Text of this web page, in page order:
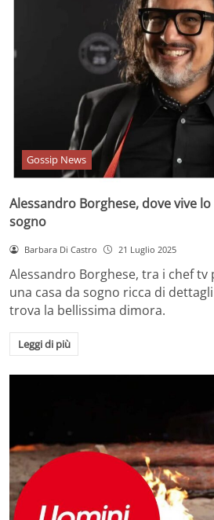
Gossip News
Alessandro Borghese, dove vive lo
sogno
Barbara Di Castro 21 Luglio 2025
Alessandro Borghese, tra i chef tv
una casa da sogno ricca di
trova la bellissima dimora.
Leggi di più